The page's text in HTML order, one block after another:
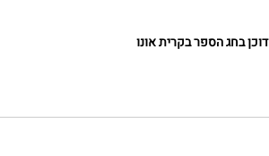
דוכן בחג הספר בקרית אונו